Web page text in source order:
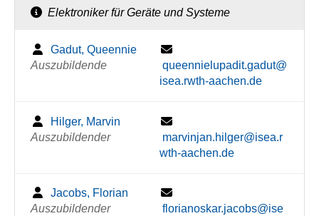
Elektroniker für Geräte und Systeme
Gadut, Queennie
Auszubildende
queennielupadit.gadut@
isea.rwth-aachen.de
Hilger, Marvin
Auszubildender
marvinjan.hilger@isea.r
wth-aachen.de
Jacobs, Florian
Auszubildender
florianoskar.jacobs@ise